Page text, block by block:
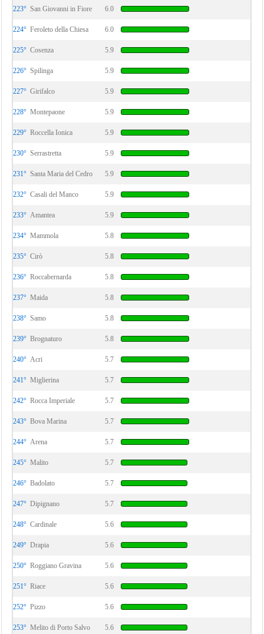
223° San Giovanni in Fiore 6.0
224° Feroleto della Chiesa 6.0
225° Cosenza 5.9
226° Spilinga 5.9
227° Girifalco 5.9
228° Montepaone 5.9
229° Roccella Ionica 5.9
230° Serrastretta 5.9
231° Santa Maria del Cedro 5.9
232° Casali del Manco 5.9
233° Amantea 5.9
234° Mammola 5.8
235° Cirò 5.8
236° Roccabernarda 5.8
237° Maida 5.8
238° Samo 5.8
239° Brognaturo 5.8
240° Acri 5.7
241° Miglierina 5.7
242° Rocca Imperiale 5.7
243° Bova Marina 5.7
244° Arena 5.7
245° Malito 5.7
246° Badolato 5.7
247° Dipignano 5.7
248° Cardinale 5.6
249° Drapia 5.6
250° Roggiano Gravina 5.6
251° Riace 5.6
252° Pizzo 5.6
253° Melito di Porto Salvo 5.6